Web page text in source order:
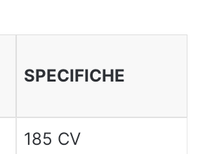
SPECIFICHE
185 CV